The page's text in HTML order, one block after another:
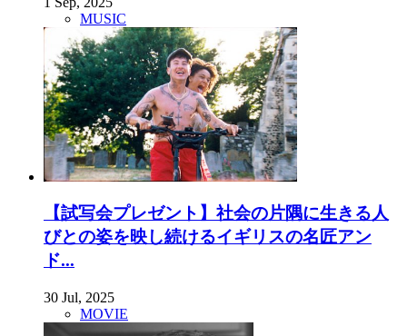
MUSIC
【試写会プレゼント】社会の片隅に生きる人
びとの姿を映し続けるイギリスの名匠アン
ド...
30 Jul, 2025
MOVIE